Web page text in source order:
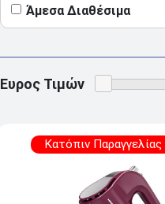
Άμεσα Διαθέσιμα
Ευρος Τιμών
Κατόπιν Παραγγελίας